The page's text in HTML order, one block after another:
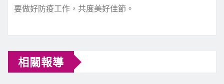
要做好防疫工作，共度美好佳節。
相關報導